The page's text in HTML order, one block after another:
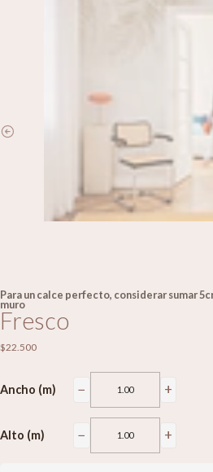
Para un calce perfecto, considerar sumar
muro
Fresco
$22.500
Ancho (m) − +
Alto (m) − +